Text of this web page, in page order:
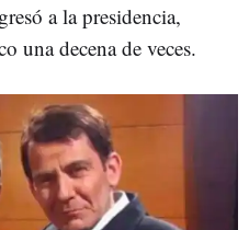
a la presidencia,
una decena de veces.